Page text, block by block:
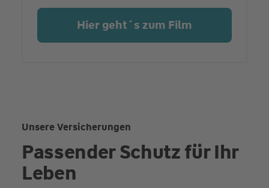
Hier geht´s zum Film
Unsere Versicherungen
Passender Schutz für Ihr
Leben